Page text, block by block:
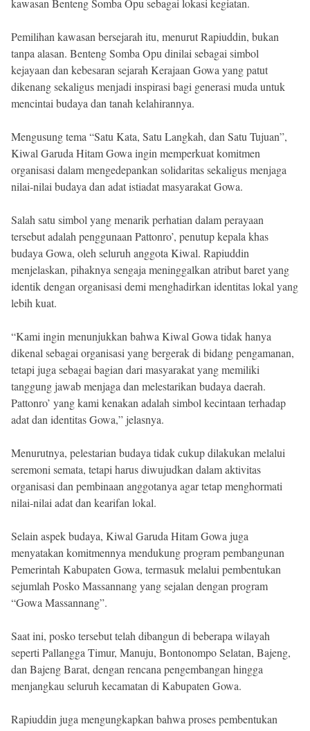
kawasan Benteng Somba Opu sebagai lokasi kegiatan.
Pemilihan kawasan bersejarah itu, menurut Rapiuddin, bukan
tanpa alasan. Benteng Somba Opu dinilai sebagai simbol
kejayaan dan kebesaran sejarah Kerajaan Gowa yang patut
dikenang sekaligus menjadi inspirasi bagi generasi muda untuk
mencintai budaya dan tanah kelahirannya.
Mengusung tema “Satu Kata, Satu Langkah, dan Satu Tujuan”,
Kiwal Garuda Hitam Gowa ingin memperkuat komitmen
organisasi dalam mengedepankan solidaritas sekaligus menjaga
nilai-nilai budaya dan adat istiadat masyarakat Gowa.
Salah satu simbol yang menarik perhatian dalam perayaan
tersebut adalah penggunaan Pattonro’, penutup kepala khas
budaya Gowa, oleh seluruh anggota Kiwal. Rapiuddin
menjelaskan, pihaknya sengaja meninggalkan atribut baret yang
identik dengan organisasi demi menghadirkan identitas lokal yang
lebih kuat.
“Kami ingin menunjukkan bahwa Kiwal Gowa tidak hanya
dikenal sebagai organisasi yang bergerak di bidang pengamanan,
tetapi juga sebagai bagian dari masyarakat yang memiliki
tanggung jawab menjaga dan melestarikan budaya daerah.
Pattonro’ yang kami kenakan adalah simbol kecintaan terhadap
adat dan identitas Gowa,” jelasnya.
Menurutnya, pelestarian budaya tidak cukup dilakukan melalui
seremoni semata, tetapi harus diwujudkan dalam aktivitas
organisasi dan pembinaan anggotanya agar tetap menghormati
nilai-nilai adat dan kearifan lokal.
Selain aspek budaya, Kiwal Garuda Hitam Gowa juga
menyatakan komitmennya mendukung program pembangunan
Pemerintah Kabupaten Gowa, termasuk melalui pembentukan
sejumlah Posko Massannang yang sejalan dengan program
“Gowa Massannang”.
Saat ini, posko tersebut telah dibangun di beberapa wilayah
seperti Pallangga Timur, Manuju, Bontonompo Selatan, Bajeng,
dan Bajeng Barat, dengan rencana pengembangan hingga
menjangkau seluruh kecamatan di Kabupaten Gowa.
Rapiuddin juga mengungkapkan bahwa proses pembentukan